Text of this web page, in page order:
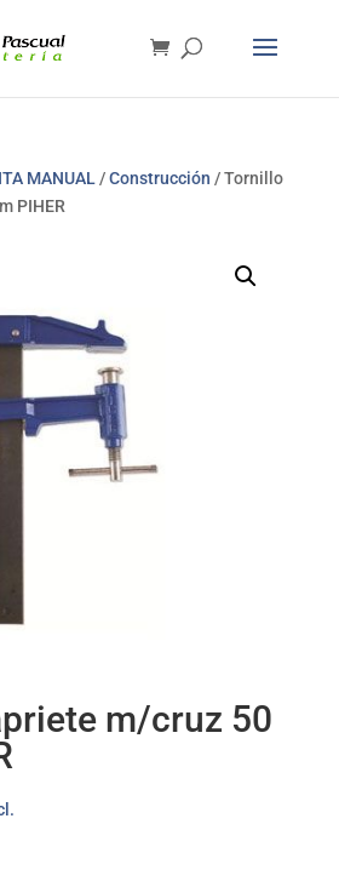
MANUAL /Construcción / Tornillo
PIHER
m/cruz 50